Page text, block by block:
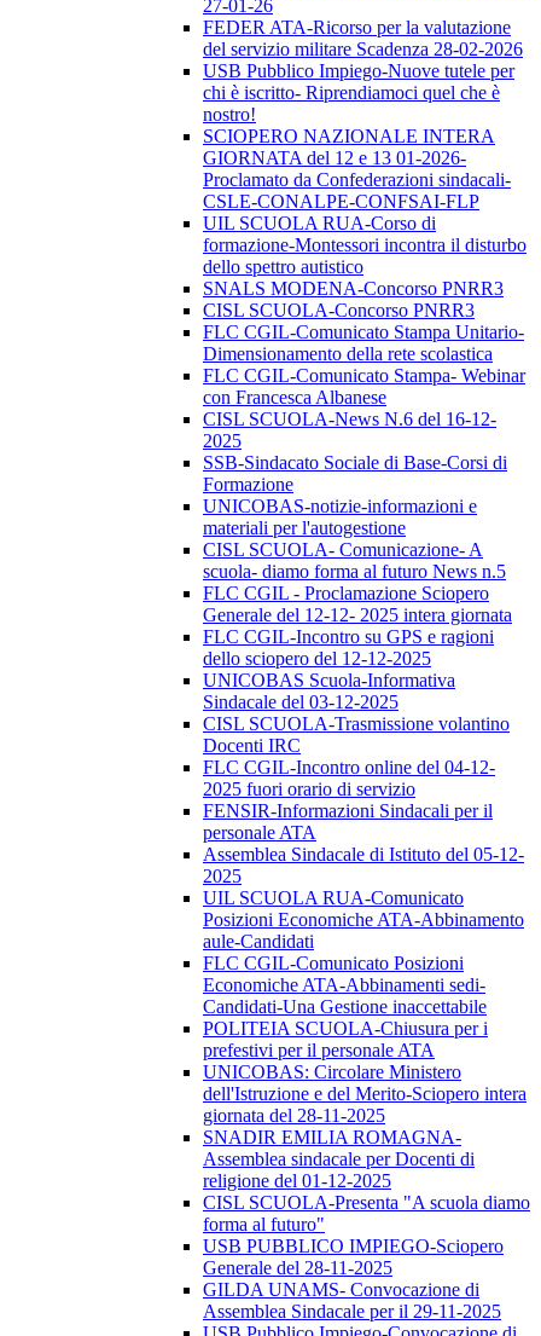
27-01-26
FEDER ATA-Ricorso per la valutazione
del servizio militare Scadenza 28-02-2026
USB Pubblico Impiego-Nuove tutele per
chi è iscritto- Riprendiamoci quel che è
nostro!
SCIOPERO NAZIONALE INTERA
GIORNATA del 12 e 13 01-2026-
Proclamato da Confederazioni sindacali-
CSLE-CONALPE-CONFSAI-FLP
UIL SCUOLA RUA-Corso di
formazione-Montessori incontra il disturbo
dello spettro autistico
SNALS MODENA-Concorso PNRR3
CISL SCUOLA-Concorso PNRR3
FLC CGIL-Comunicato Stampa Unitario-
Dimensionamento della rete scolastica
FLC CGIL-Comunicato Stampa- Webinar
con Francesca Albanese
CISL SCUOLA-News N.6 del 16-12-
2025
SSB-Sindacato Sociale di Base-Corsi di
Formazione
UNICOBAS-notizie-informazioni e
materiali per l'autogestione
CISL SCUOLA- Comunicazione- A
scuola- diamo forma al futuro News n.5
FLC CGIL - Proclamazione Sciopero
Generale del 12-12- 2025 intera giornata
FLC CGIL-Incontro su GPS e ragioni
dello sciopero del 12-12-2025
UNICOBAS Scuola-Informativa
Sindacale del 03-12-2025
CISL SCUOLA-Trasmissione volantino
Docenti IRC
FLC CGIL-Incontro online del 04-12-
2025 fuori orario di servizio
FENSIR-Informazioni Sindacali per il
personale ATA
Assemblea Sindacale di Istituto del 05-12-
2025
UIL SCUOLA RUA-Comunicato
Posizioni Economiche ATA-Abbinamento
aule-Candidati
FLC CGIL-Comunicato Posizioni
Economiche ATA-Abbinamenti sedi-
Candidati-Una Gestione inaccettabile
POLITEIA SCUOLA-Chiusura per i
prefestivi per il personale ATA
UNICOBAS: Circolare Ministero
dell'Istruzione e del Merito-Sciopero intera
giornata del 28-11-2025
SNADIR EMILIA ROMAGNA-
Assemblea sindacale per Docenti di
religione del 01-12-2025
CISL SCUOLA-Presenta "A scuola diamo
forma al futuro"
USB PUBBLICO IMPIEGO-Sciopero
Generale del 28-11-2025
GILDA UNAMS- Convocazione di
Assemblea Sindacale per il 29-11-2025